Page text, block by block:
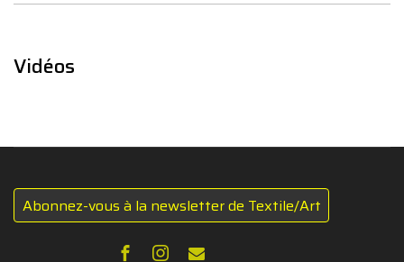
Vidéos
Abonnez-vous à la newsletter de Textile/Art